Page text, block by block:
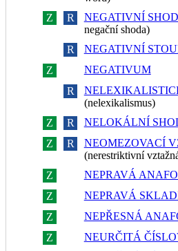
Z
R NEGATIVNÍ
negační shoda)
R NEGATIVNÍ
Z
NEGATIVUM
R
(nelexikalismus)
Z
R
NELOKÁLNÍ
Z
R
NEOMEZOVACÍ
(nerestriktivní
Z
NEPRAVÁ
Z
NEPRAVÁ
Z
NEPŘESNÁ
Z
NEURČITÁ